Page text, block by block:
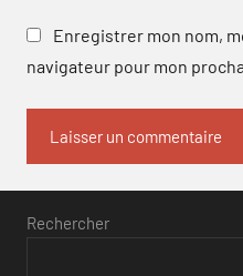
Enregistrer mon nom,
navigateur pour mon
Rechercher